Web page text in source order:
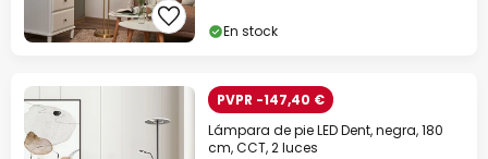
En stock
PVPR -147,40 €
Lámpara de pie LED Dent, negra, 180
cm, CCT, 2 luces